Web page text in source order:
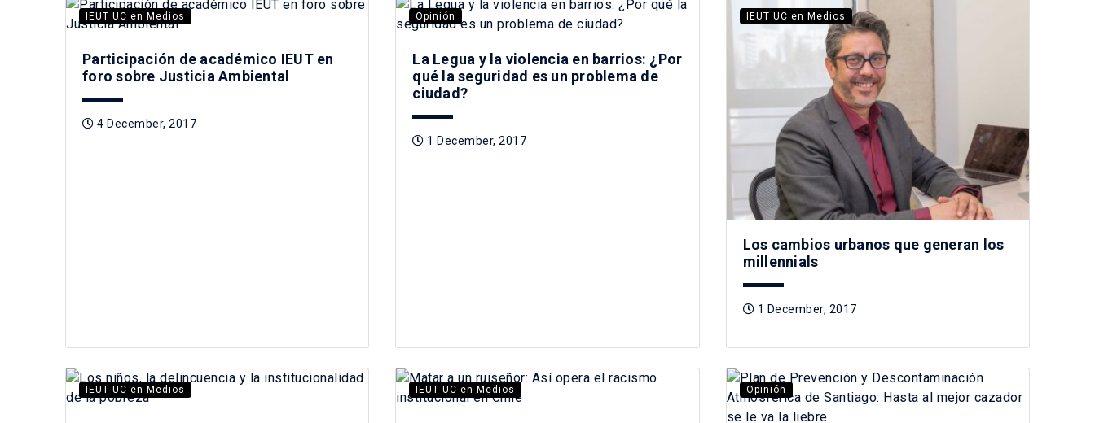
IEUT UC en Medios
Participación de académico IEUT en
foro sobre Justicia Ambiental
4 December, 2017
Opinión
La Legua y la violencia en barrios: ¿Por
qué la seguridad es un problema de
ciudad?
1 December, 2017
IEUT UC en Medios
Los cambios urbanos que generan los
millennials
1 December, 2017
IEUT UC en Medios IEUT UC en Medios Opinión